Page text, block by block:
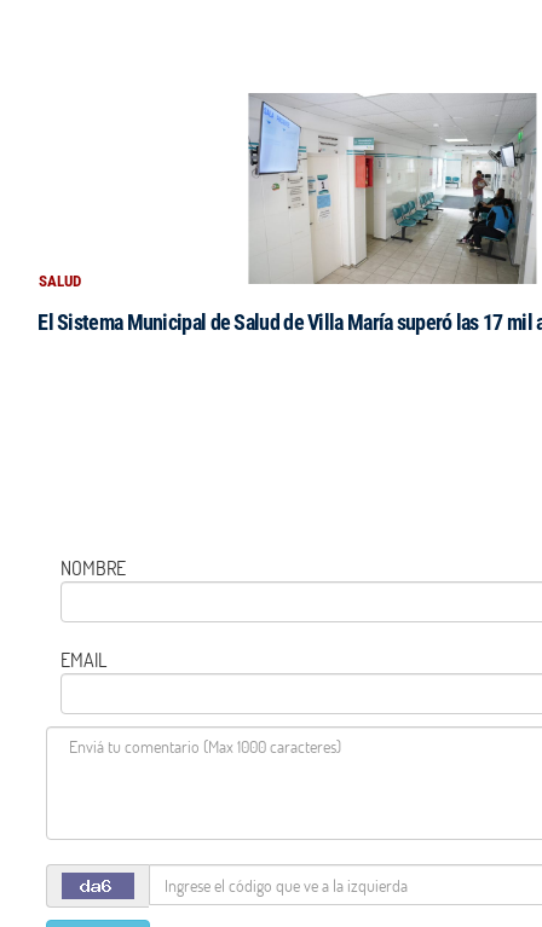
SALUD
El Sistema Municipal de Salud de Villa María superó las 17
NOMBRE
EMAIL